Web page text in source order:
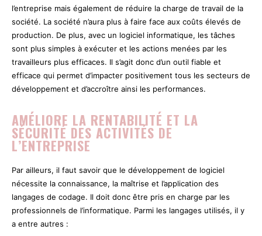
l’entreprise mais également de réduire la charge de travail de la
société. La société n’aura plus à faire face aux coûts élevés de
production. De plus, avec un logiciel informatique, les tâches
sont plus simples à exécuter et les actions menées par les
travailleurs plus efficaces. Il s’agit donc d’un outil fiable et
efficace qui permet d’impacter positivement tous les secteurs de
développement et d’accroître ainsi les performances.
AMÉLIORE LA RENTABILITÉ ET LA
SÉCURITÉ DES ACTIVITÉS DE
L’ENTREPRISE
Par ailleurs, il faut savoir que le développement de logiciel
nécessite la connaissance, la maîtrise et l’application des
langages de codage. Il doit donc être pris en charge par les
professionnels de l’informatique. Parmi les langages utilisés, il y
a entre autres :